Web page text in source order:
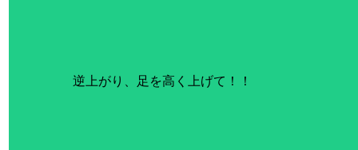
逆上がり、足を高く上げて！！